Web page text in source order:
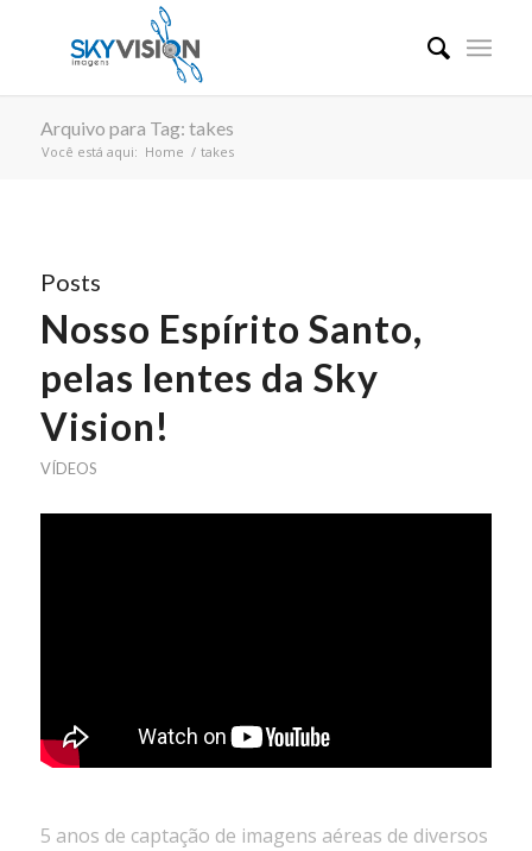
Arquivo para Tag: takes
Você está aqui: Home / takes
Posts
Nosso Espírito Santo,
pelas lentes da Sky
Vision!
VÍDEOS
5 anos de captação de imagens aéreas de diversos